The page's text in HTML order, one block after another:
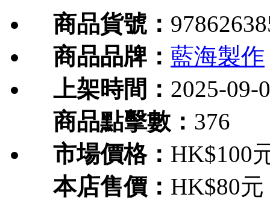
商品貨號：
商品品牌： 藍海製作
上架時間： 2025-09-
商品點擊數： 376
市場價格： HK$100
本店售價： HK$80元